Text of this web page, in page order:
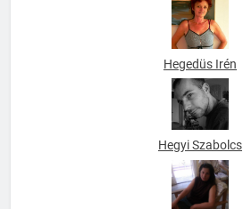
Hegedüs Irén
Hegyi Szabolcs